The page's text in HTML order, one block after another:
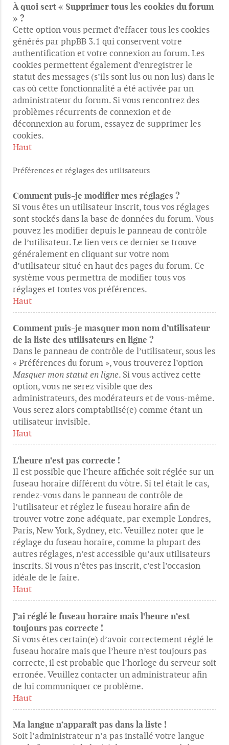
À quoi sert « Supprimer tous les cookies du forum
» ?
Cette option vous permet d’effacer tous les cookies
générés par phpBB 3.1 qui conservent votre
authentification et votre connexion au forum. Les
cookies permettent également d’enregistrer le
statut des messages (s’ils sont lus ou non lus) dans le
cas où cette fonctionnalité a été activée par un
administrateur du forum. Si vous rencontrez des
problèmes récurrents de connexion et de
déconnexion au forum, essayez de supprimer les
cookies.
Haut
Préférences et réglages des utilisateurs
Comment puis-je modifier mes réglages ?
Si vous êtes un utilisateur inscrit, tous vos réglages
sont stockés dans la base de données du forum. Vous
pouvez les modifier depuis le panneau de contrôle
de l’utilisateur. Le lien vers ce dernier se trouve
généralement en cliquant sur votre nom
d’utilisateur situé en haut des pages du forum. Ce
système vous permettra de modifier tous vos
réglages et toutes vos préférences.
Haut
Comment puis-je masquer mon nom d’utilisateur
de la liste des utilisateurs en ligne ?
Dans le panneau de contrôle de l’utilisateur, sous les
« Préférences du forum », vous trouverez l’option
Masquer mon statut en ligne. Si vous activez cette
option, vous ne serez visible que des
administrateurs, des modérateurs et de vous-même.
Vous serez alors comptabilisé(e) comme étant un
utilisateur invisible.
Haut
L’heure n’est pas correcte !
Il est possible que l’heure affichée soit réglée sur un
fuseau horaire différent du vôtre. Si tel était le cas,
rendez-vous dans le panneau de contrôle de
l’utilisateur et réglez le fuseau horaire afin de
trouver votre zone adéquate, par exemple Londres,
Paris, New York, Sydney, etc. Veuillez noter que le
réglage du fuseau horaire, comme la plupart des
autres réglages, n’est accessible qu’aux utilisateurs
inscrits. Si vous n’êtes pas inscrit, c’est l’occasion
idéale de le faire.
Haut
J’ai réglé le fuseau horaire mais l’heure n’est
toujours pas correcte !
Si vous êtes certain(e) d’avoir correctement réglé le
fuseau horaire mais que l’heure n’est toujours pas
correcte, il est probable que l’horloge du serveur soit
erronée. Veuillez contacter un administrateur afin
de lui communiquer ce problème.
Haut
Ma langue n’apparaît pas dans la liste !
Soit l’administrateur n’a pas installé votre langue